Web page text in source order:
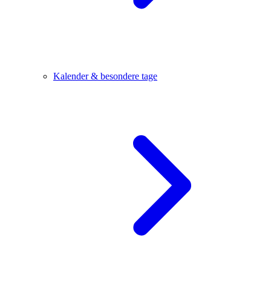
Kalender & besondere tage